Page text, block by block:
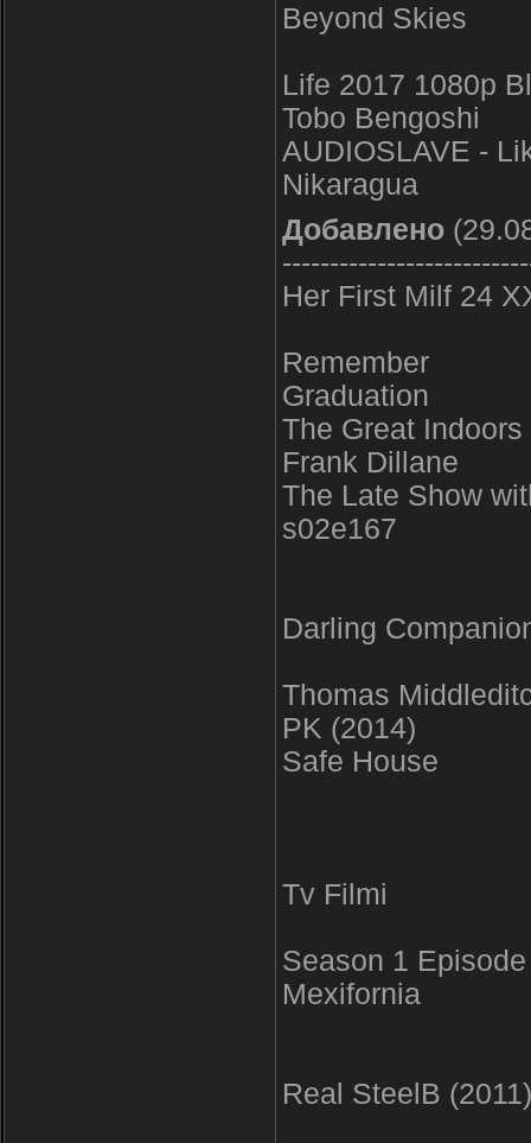
Beyond Skies
Life 2017 1080p
Tobo Bengoshi
AUDIOSLAVE -
Nikaragua
Добавлено
Her First Milf 24
Remember
Graduation
The Great Indoors
Frank Dillane
The Late Show
s02e167
Darling
Thomas
PK (2014)
Safe House
Tv Filmi
Season 1
Mexifornia
Real SteelВ (2011)